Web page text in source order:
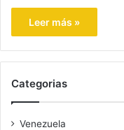
Leer más »
Categorias
Venezuela